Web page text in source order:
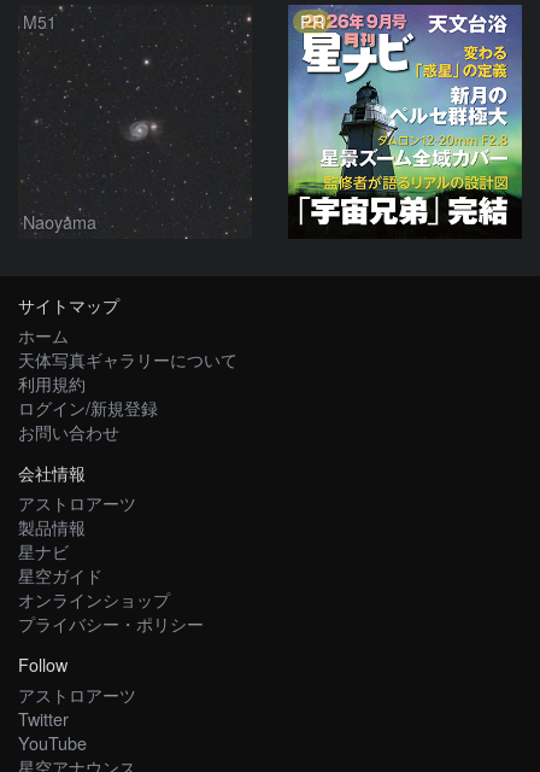
M51
Naoyama
PR
サイトマップ
ホーム
天体写真ギャラリーについて
利用規約
ログイン/新規登録
お問い合わせ
会社情報
アストロアーツ
製品情報
星ナビ
星空ガイド
オンラインショップ
プライバシー・ポリシー
Follow
アストロアーツ
Twitter
YouTube
星空アナウンス